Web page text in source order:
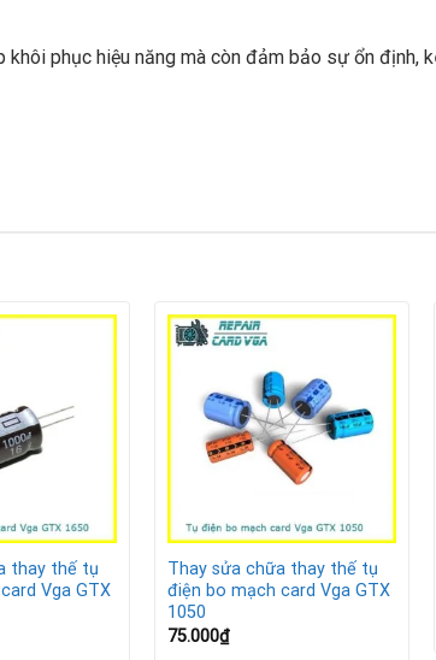
khôi phục hiệu năng mà còn đảm bảo sự ổn định,
sau:
để được kiểm tra và xử lý kịp thời.
thay thế tụ
Vga GTX
Thay sửa chữa thay thế tụ
điện bo mạch card Vga GTX
1050
75.000₫